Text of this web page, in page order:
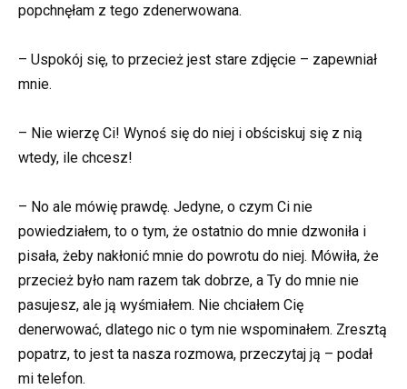
popchnęłam z tego zdenerwowana.
– Uspokój się, to przecież jest stare zdjęcie – zapewniał
mnie.
– Nie wierzę Ci! Wynoś się do niej i obściskuj się z nią
wtedy, ile chcesz!
– No ale mówię prawdę. Jedyne, o czym Ci nie
powiedziałem, to o tym, że ostatnio do mnie dzwoniła i
pisała, żeby nakłonić mnie do powrotu do niej. Mówiła, że
przecież było nam razem tak dobrze, a Ty do mnie nie
pasujesz, ale ją wyśmiałem. Nie chciałem Cię
denerwować, dlatego nic o tym nie wspominałem. Zresztą
popatrz, to jest ta nasza rozmowa, przeczytaj ją – podał
mi telefon.